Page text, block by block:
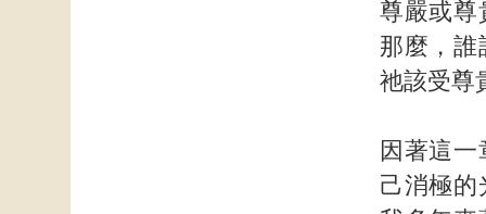
尊嚴或尊
那麼，誰
祂該受尊
因著這
己消極的